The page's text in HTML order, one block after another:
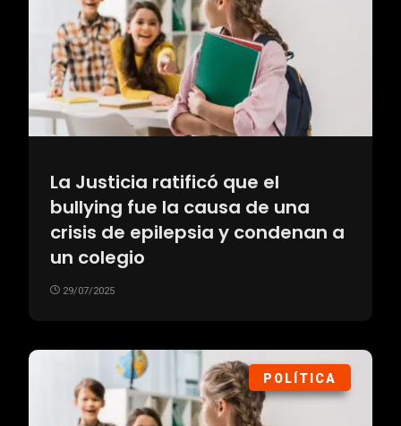
La Justicia ratificó que el
bullying fue la causa de una
crisis de epilepsia y condenan a
un colegio
29/07/2025
POLÍTICA